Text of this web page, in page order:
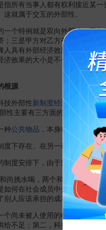
有当事人都有权利接近某一
就属于交互的外部性。
特例就是双向外部性。双向
；三是甲方对乙方有外部经济
人具有外部经济效果；相反，
济效果的大小是不一定相等的
根源
外部性新制度经济学 丰富和
性主要有三方面的含义：
种公共物品 ，本身极易产生外部
下存在、在另一种制度下无法
安排下，由于禁止自愿谈判
挑水喝，两个和尚抬水喝，三
如何在社会成员中分配制度变革
别人应该承担的成本。前一种
未被人使用的概念，但客观
给不足；第二，科技进步往往